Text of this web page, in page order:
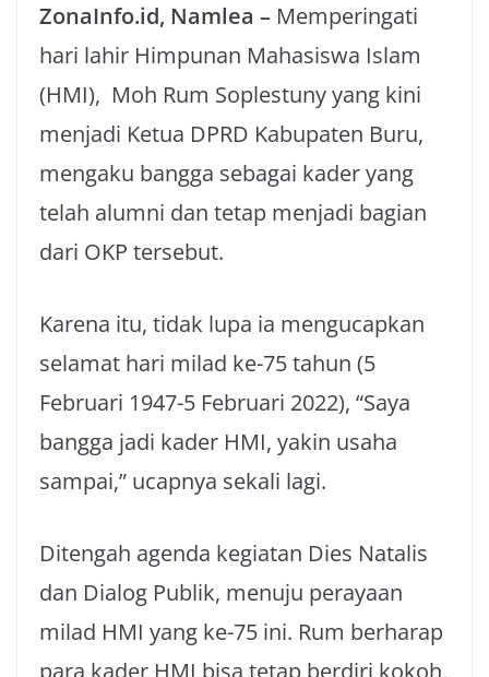
ZonaInfo.id, Namlea – Memperingati
hari lahir Himpunan Mahasiswa Islam
(HMI), Moh Rum Soplestuny yang kini
menjadi Ketua DPRD Kabupaten Buru,
mengaku bangga sebagai kader yang
telah alumni dan tetap menjadi bagian
dari OKP tersebut.
Karena itu, tidak lupa ia mengucapkan
selamat hari milad ke-75 tahun (5
Februari 1947-5 Februari 2022), “Saya
bangga jadi kader HMI, yakin usaha
sampai,” ucapnya sekali lagi.
Ditengah agenda kegiatan Dies Natalis
dan Dialog Publik, menuju perayaan
milad HMI yang ke-75 ini. Rum berharap
para kader HMI bisa tetap berdiri kokoh,